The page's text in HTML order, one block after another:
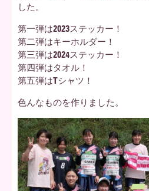
海
道
した。
第一弾は2023ステッカー！
第二弾はキーホルダー！
第三弾は2024ステッカー！
第四弾はタオル！
第五弾はTシャツ！
色んなものを作りました。